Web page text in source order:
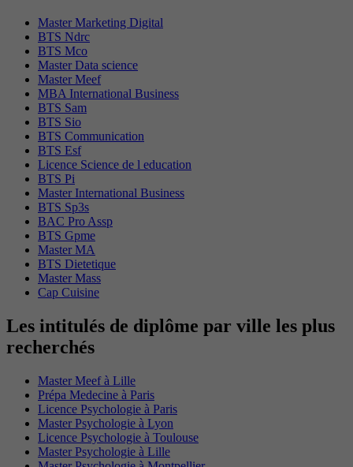
Master Marketing Digital
BTS Ndrc
BTS Mco
Master Data science
Master Meef
MBA International Business
BTS Sam
BTS Sio
BTS Communication
BTS Esf
Licence Science de l education
BTS Pi
Master International Business
BTS Sp3s
BAC Pro Assp
BTS Gpme
Master MA
BTS Dietetique
Master Mass
Cap Cuisine
Les intitulés de diplôme par ville les plus
recherchés
Master Meef à Lille
Prépa Medecine à Paris
Licence Psychologie à Paris
Master Psychologie à Lyon
Licence Psychologie à Toulouse
Master Psychologie à Lille